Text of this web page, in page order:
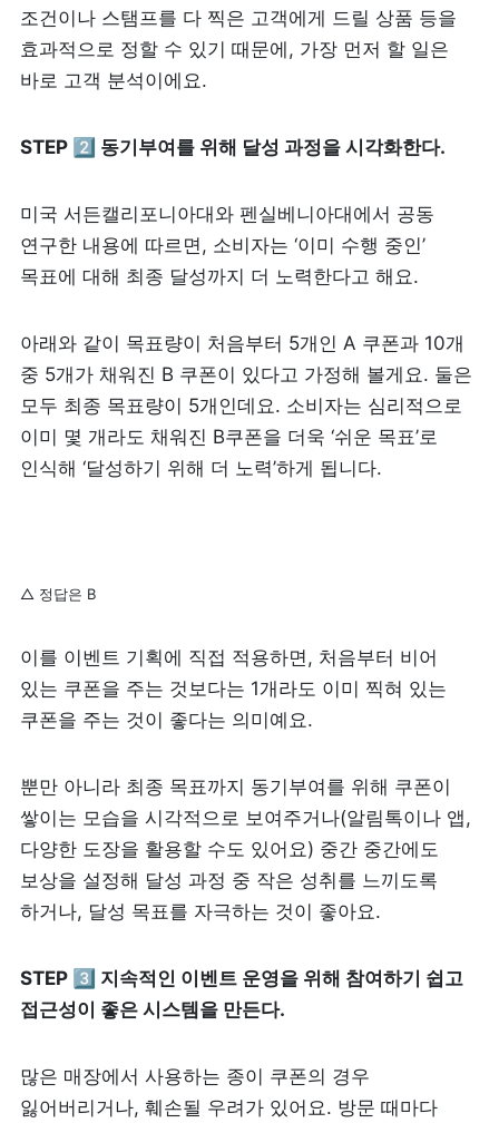
조건이나 스탬프를 다 찍은 고객에게 드릴 상품 등을
효과적으로 정할 수 있기 때문에, 가장 먼저 할 일은
바로 고객 분석이에요.
STEP 2️⃣ 동기부여를 위해 달성 과정을 시각화한다.
미국 서든캘리포니아대와 펜실베니아대에서 공동
연구한 내용에 따르면, 소비자는 ‘이미 수행 중인’
목표에 대해 최종 달성까지 더 노력한다고 해요.
아래와 같이 목표량이 처음부터 5개인 A 쿠폰과 10개
중 5개가 채워진 B 쿠폰이 있다고 가정해 볼게요. 둘은
모두 최종 목표량이 5개인데요. 소비자는 심리적으로
이미 몇 개라도 채워진 B쿠폰을 더욱 ‘쉬운 목표’로
인식해 ‘달성하기 위해 더 노력’하게 됩니다.
△ 정답은 B
이를 이벤트 기획에 직접 적용하면, 처음부터 비어
있는 쿠폰을 주는 것보다는 1개라도 이미 찍혀 있는
쿠폰을 주는 것이 좋다는 의미예요.
뿐만 아니라 최종 목표까지 동기부여를 위해 쿠폰이
쌓이는 모습을 시각적으로 보여주거나(알림톡이나 앱,
다양한 도장을 활용할 수도 있어요) 중간 중간에도
보상을 설정해 달성 과정 중 작은 성취를 느끼도록
하거나, 달성 목표를 자극하는 것이 좋아요.
STEP 3️⃣ 지속적인 이벤트 운영을 위해 참여하기 쉽고
접근성이 좋은 시스템을 만든다.
많은 매장에서 사용하는 종이 쿠폰의 경우
잃어버리거나, 훼손될 우려가 있어요. 방문 때마다